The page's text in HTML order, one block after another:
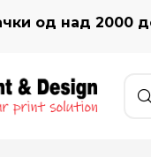
од над 2000